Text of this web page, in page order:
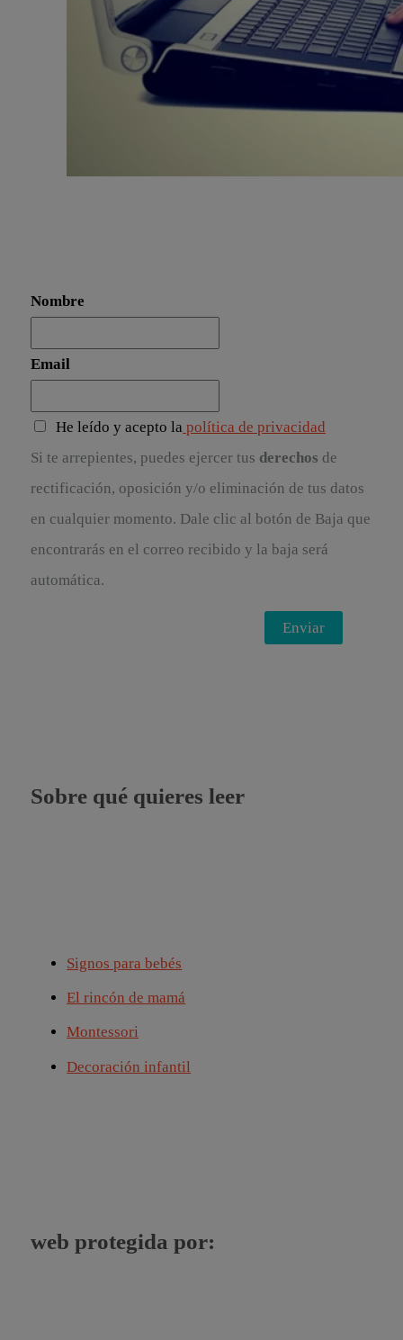
Nombre
Email
He leído y acepto la política de privacidad
Si te arrepientes, puedes ejercer tus derechos de
rectificación, oposición y/o eliminación de tus datos
en cualquier momento. Dale clic al botón de Baja que
encontrarás en el correo recibido y la baja será
automática.
Sobre qué quieres leer
Signos para bebés
El rincón de mamá
Montessori
Decoración infantil
web protegida por: